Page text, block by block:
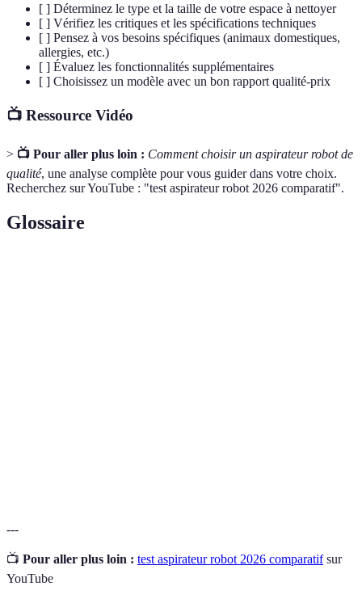
[ ] Déterminez le type et la taille de votre espace à nettoyer
[ ] Vérifiez les critiques et les spécifications techniques
[ ] Pensez à vos besoins spécifiques (animaux domestiques,
allergies, etc.)
[ ] Évaluez les fonctionnalités supplémentaires
[ ] Choisissez un modèle avec un bon rapport qualité-prix
📺 Ressource Vidéo
> 📺 Pour aller plus loin : Comment choisir un aspirateur robot de
qualité, une analyse complète pour vous guider dans votre choix.
Recherchez sur YouTube : "test aspirateur robot 2026 comparatif".
Glossaire
---
📺 Pour aller plus loin : test aspirateur robot 2026 comparatifsur
YouTube